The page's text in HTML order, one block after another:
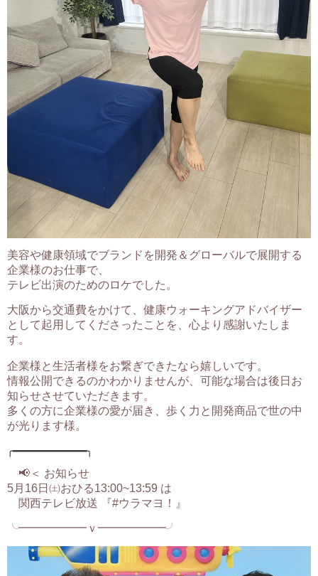
美容や健康領域でブランドを開発＆グローバルで展開する
企業様のお仕事で、
テレビ出演のためのロケでした。
大阪から交通費をかけて、健康ウォーキングアドバイザー
として起用してくださったことを、心より感謝いたしま
す。
企業様と生活者様をお繋ぎできたなら嬉しいです。
情報公開できるのかわかりませんが、可能な場合は後日お
知らせさせていただきます。
多くの方に企業様の愛が届き、歩く力と開発商品で世の中
が光ります様。
╭━━━━━━━━━━━━━╮
📢＜ お知らせ
5月16日㈯おひる13:00~13:59 は
関西テレビ放送 『#ウラマヨ！』
╰━━━━━━ｖ━━━━━━╯